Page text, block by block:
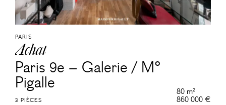
PARIS
Achat
Paris 9e – Galerie / M°
Pigalle
3 PIÈCES
80 m²
860 000 €